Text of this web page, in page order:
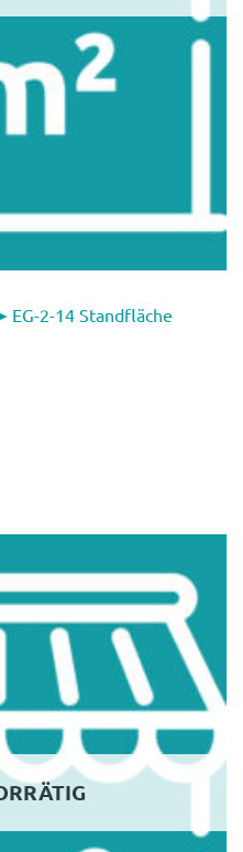
2-14 Standfläche